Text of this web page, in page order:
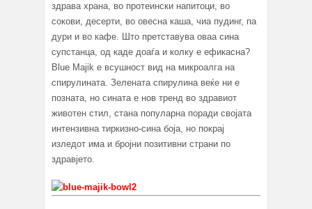
здрава храна, во протеински напитоци, во
сокови, десерти, во овесна каша, чиа пудинг, па
дури и во кафе. Што претставува оваа сина
супстанца, од каде доаѓа и колку е ефикасна?
Blue Majik е всушност вид на микроалга на
спирулината. Зелената спирулина веќе ни е
позната, но сината е нов тренд во здравиот
животен стил, стана популарна поради својата
интензивна тиркизно-сина боја, но покрај
изледот има и бројни позитивни страни по
здравјето.